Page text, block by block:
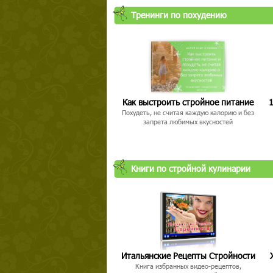
Тренинги по похудению
Как выстроить стройное питание
Похудеть, не считая каждую калорию и без
запрета любимых вкусностей
Книги по стройной кулинарии
Итальянские Рецепты Стройности
Книга избранных видео-рецептов,